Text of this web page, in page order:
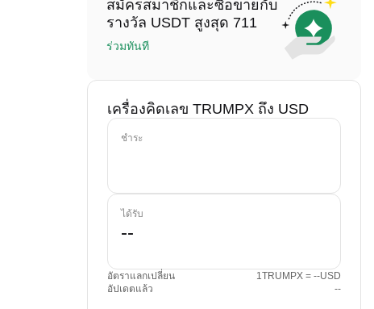
สมัครสมาชิกและซื้อขายกับ
รางวัล USDT สูงสุด 711
ร่วมทันที
เครื่องคิดเลข TRUMPX ถึง USD
ชำระ
ได้รับ
อัตราแลกเปลี่ยน
1TRUMPX = --USD
อัปเดตแล้ว
--